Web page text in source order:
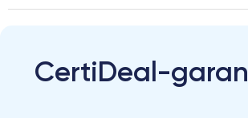
CertiDeal-